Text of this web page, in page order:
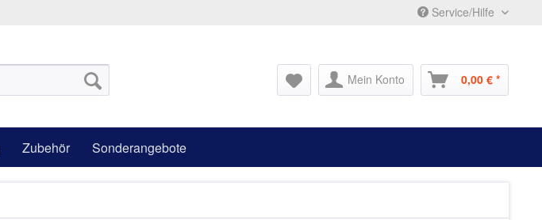
Service/Hilfe
Mein Konto 0,00 € *
Zubehör Sonderangebote